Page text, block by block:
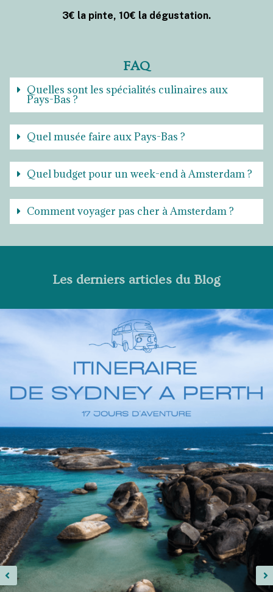
3€ la pinte, 10€ la dégustation.
FAQ
Quelles sont les spécialités culinaires aux
Pays-Bas ?
Quel musée faire aux Pays-Bas ?
Quel budget pour un week-end à Amsterdam ?
Comment voyager pas cher à Amsterdam ?
Les derniers articles du Blog